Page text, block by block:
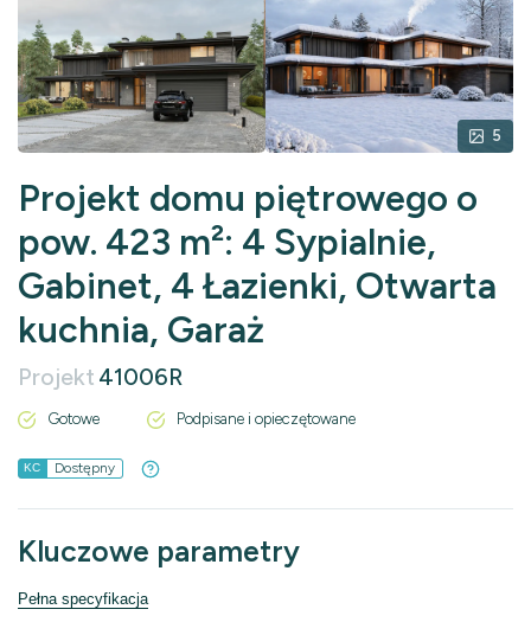
5
Projekt domu piętrowego o
pow. 423 m²: 4 Sypialnie,
Gabinet, 4 Łazienki, Otwarta
kuchnia, Garaż
Projekt 41006R
Gotowe Podpisane i opieczętowane
KC Dostępny
Kluczowe parametry
Pełna specyfikacja